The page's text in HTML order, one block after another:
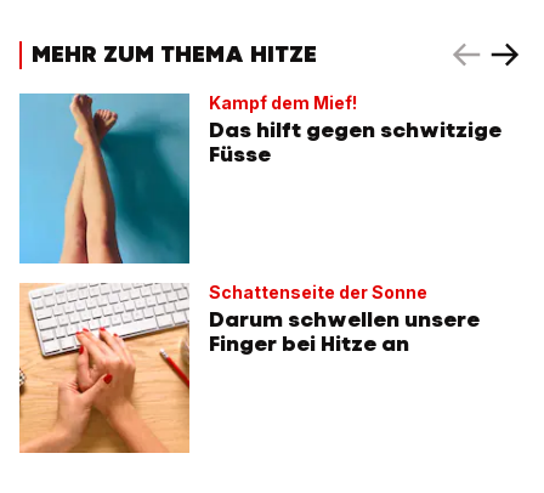
MEHR ZUM THEMA HITZE
Kampf dem Mief!
Das hilft gegen schwitzige
Füsse
Schattenseite der Sonne
Darum schwellen unsere
Finger bei Hitze an